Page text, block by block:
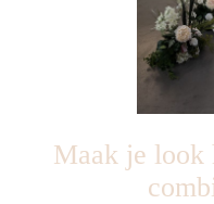
Maak je look